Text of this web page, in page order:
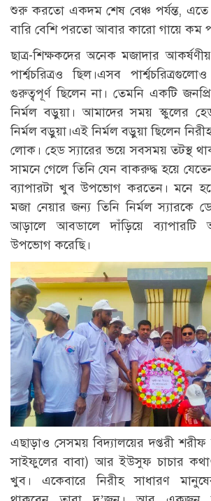
শুরু করতো একদম শেষ বেঞ্চ পর্যন্ত, এতে
বারি বেশি পরতো আবার কারো গায়ে কম
ছাত্র-শিক্ষকদের অনেক মজাদার
পার্শ্বচরিত্রও ছিল।এসব
গুরুত্বপূর্ণ ছিলেন না। তেমনি একটি জনপ্রিয়
নির্মল বড়ুয়া। আমাদের সময় স্কুলের
নির্মল বড়ুয়া।এই নির্মল বড়ুয়া ছিলেন
লোক। হেড স্যারের ভয়ে সবসময় তটস্থ
সামনে গেলে তিনি যেন বাকরুদ্ধ হয়ে
ব্যাপারটা খুব উপভোগ করতেন। মনে
মজা নেয়ার জন্য তিনি নির্মল স্যারকে
আড়ালে আবডালে দাঁড়িয়ে
উপভোগ করেছি।
এছাড়াও সেসময় বিদ্যালয়ের দপ্তরী শরীফ
সাইফুলের বাবা) আর ইউসুফ চাচার
খুব। একেবারে নিরীহ সাধারণ